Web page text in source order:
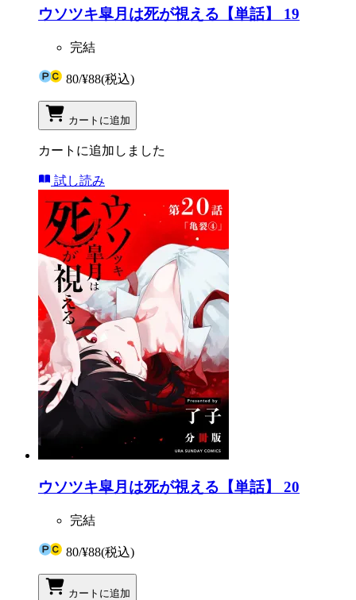
ウソツキ皐月は死が視える【単話】 19
完結
80/¥88(税込)
カートに追加
カートに追加しました
試し読み
ウソツキ皐月は死が視える【単話】 20
完結
80/¥88(税込)
カートに追加